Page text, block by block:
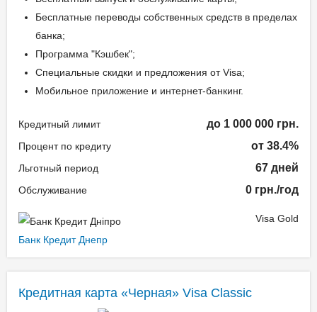
Бесплатные переводы собственных средств в пределах
банка;
Программа "Кэшбек";
Специальные скидки и предложения от Visa;
Мобильное приложение и интернет-банкинг.
Кредитный лимит до 1 000 000 грн.
Процент по кредиту от 38.4%
Льготный период 67 дней
Обслуживание 0 грн./год
Банк Кредит Днепр
Visa Gold
Кредитная карта «Черная» Visa Classic